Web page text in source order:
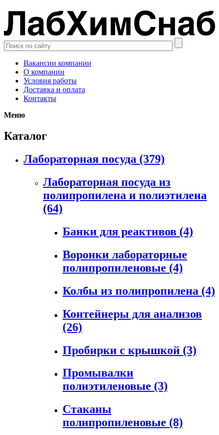
Вакансии компании
О компании
Условия работы
Доставка и оплата
Контакты
Меню
Каталог
Лабораторная посуда (379)
Лабораторная посуда из
полипропилена и полиэтилена
(64)
Банки для реактивов (4)
Воронки лабораторные
полипропиленовые (4)
Колбы из полипропилена (4)
Контейнеры для анализов
(26)
Пробирки с крышкой (3)
Промывалки
полиэтиленовые (3)
Стаканы
полипропиленовые (8)